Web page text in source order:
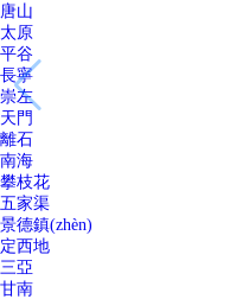
唐山
太原
平谷
長寧
崇左
天門
離石
南海
攀枝花
五家渠
景德鎮(zhèn)
定西地
三亞
甘南